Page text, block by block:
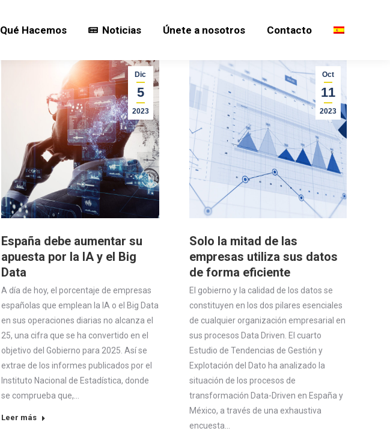
Qué Hacemos Noticias Únete a nosotros Contacto
Dic
5
2023
España debe aumentar su
apuesta por la IA y el Big
Data
A día de hoy, el porcentaje de empresas
españolas que emplean la IA o el Big Data
en sus operaciones diarias no alcanza el
25, una cifra que se ha convertido en el
objetivo del Gobierno para 2025. Así se
extrae de los informes publicados por el
Instituto Nacional de Estadística, donde
se comprueba que,…
Leer más
Oct
11
2023
Solo la mitad de las
empresas utiliza sus datos
de forma eficiente
El gobierno y la calidad de los datos se
constituyen en los dos pilares esenciales
de cualquier organización empresarial en
sus procesos Data Driven. El cuarto
Estudio de Tendencias de Gestión y
Explotación del Dato ha analizado la
situación de los procesos de
transformación Data-Driven en España y
México, a través de una exhaustiva
encuesta…